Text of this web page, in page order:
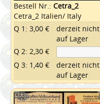
Bestell Nr.:Cetra_2
Cetra_2 Italien/ Italy
Q 1: 3,00 €
derzeit nicht
auf Lager
Q 2: 2,30 €
Q 3: 1,40 €
derzeit nicht
auf Lager